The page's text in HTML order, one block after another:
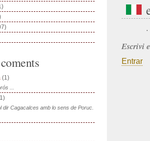
.
Escrivi
Entrar
(1)
...
dir Cagacalces amb lo sens de Poruc.